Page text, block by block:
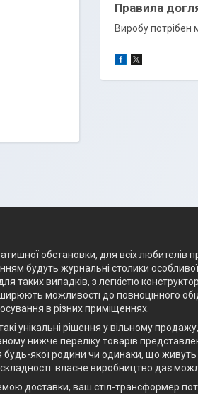
Правила
Виробу потрібен
обстановки, для всіх любителів
будуть журнальні столики
таких випадків, з легкістю
можливості до повноцінного
в різних приміщеннях.
унікальні рішення у вільному
нижче переліку товарів
якої родини чи одинаки, що
власне виробництво дає
доставки, ваш стіл-трансформер